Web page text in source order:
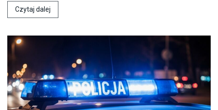
Czytaj dalej